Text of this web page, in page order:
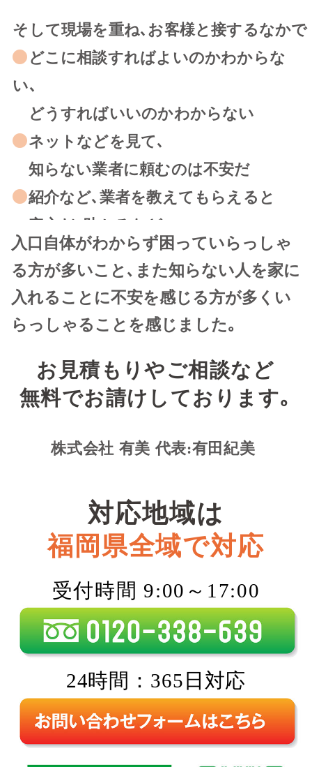
そして現場を重ね､お客様と接するなかで
どこに相談すればよいのかわからな
い､
どうすればいいのかわからない
ネットなどを見て､
知らない業者に頼むのは不安だ
紹介など､業者を教えてもらえると
安心だ､助かるなど
入口自体がわからず困っていらっしゃ
る方が多いこと､また知らない人を家に
入れることに不安を感じる方が多くい
らっしゃることを感じました｡
お見積もりやご相談など
無料でお請けしております｡
株式会社 有美 代表:有田紀美
対応地域は
福岡県全域で対応
受付時間 9:00～17:00
24時間：365日対応